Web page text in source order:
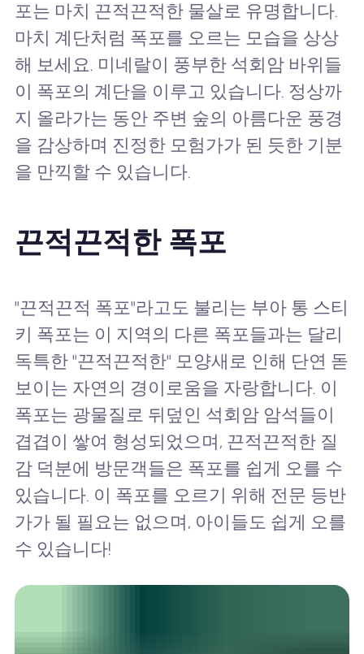
포는 마치 끈적끈적한 물살로 유명합니다.
마치 계단처럼 폭포를 오르는 모습을 상상
해 보세요. 미네랄이 풍부한 석회암 바위들
이 폭포의 계단을 이루고 있습니다. 정상까
지 올라가는 동안 주변 숲의 아름다운 풍경
을 감상하며 진정한 모험가가 된 듯한 기분
을 만끽할 수 있습니다.
끈적끈적한 폭포
"끈적끈적 폭포"라고도 불리는 부아 통 스티
키 폭포는 이 지역의 다른 폭포들과는 달리
독특한 "끈적끈적한" 모양새로 인해 단연 돋
보이는 자연의 경이로움을 자랑합니다. 이
폭포는 광물질로 뒤덮인 석회암 암석들이
겹겹이 쌓여 형성되었으며, 끈적끈적한 질
감 덕분에 방문객들은 폭포를 쉽게 오를 수
있습니다. 이 폭포를 오르기 위해 전문 등반
가가 될 필요는 없으며, 아이들도 쉽게 오를
수 있습니다!